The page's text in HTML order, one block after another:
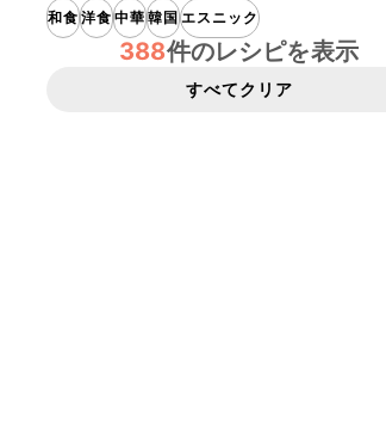
和食洋食中華韓国エスニック
388件のレシピを表示
すべてクリア